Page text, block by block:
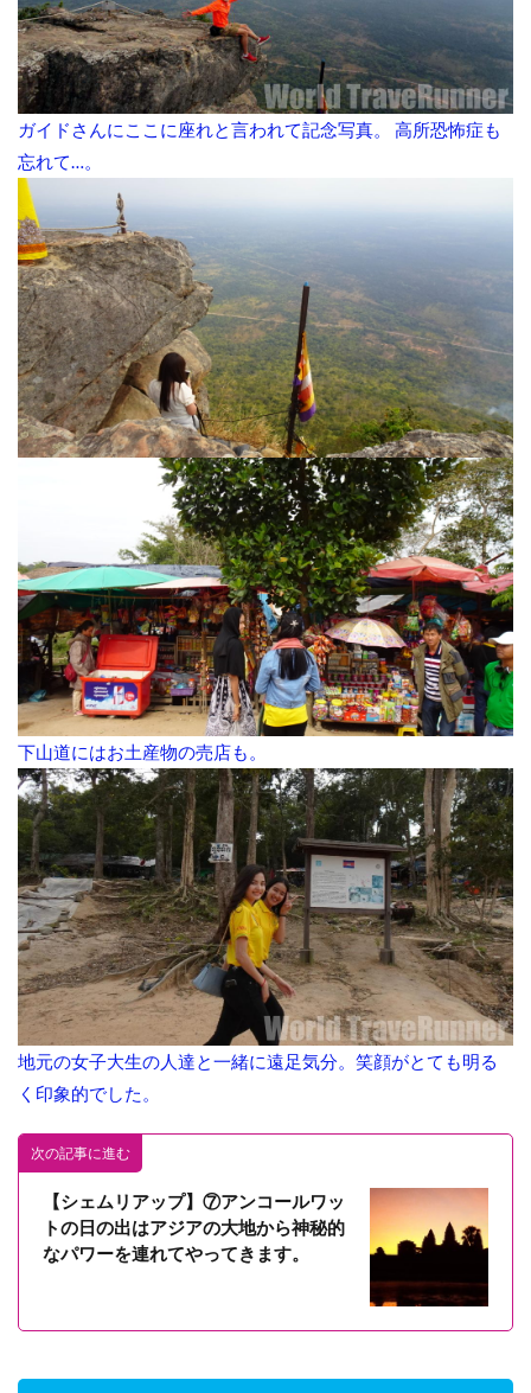
ガイドさんにここに座れと言われて記念写真。 高所恐怖症も
忘れて…。
下山道にはお土産物の売店も。
地元の女子大生の人達と一緒に遠足気分。笑顔がとても明る
く印象的でした。
次の記事に進む
【シェムリアップ】⑦アンコールワッ
トの日の出はアジアの大地から神秘的
なパワーを連れてやってきます。